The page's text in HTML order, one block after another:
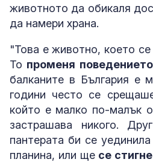
животното да обикаля
да намери храна.
"Това е животно, което се
То променя
балканите в България е
години често се
който е малко по-малък
застрашава никого.
пантерата би се
планина, или ще се